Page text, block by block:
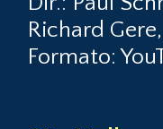
Richard
Formato: